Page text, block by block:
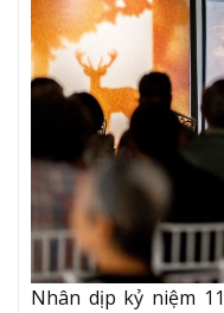
Nhân dịp kỷ niệm